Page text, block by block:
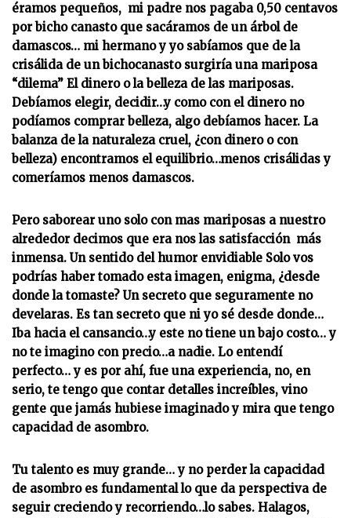
éramos pequeños, mi padre nos pagaba 0,50 centavos
por bicho canasto que sacáramos de un árbol de
damascos… mi hermano y yo sabíamos que de la
crisálida de un bichocanasto surgiría una mariposa
“dilema” El dinero o la belleza de las mariposas.
Debíamos elegir, decidir…y como con el dinero no
podíamos comprar belleza, algo debíamos hacer. La
balanza de la naturaleza cruel, ¿con dinero o con
belleza) encontramos el equilibrio…menos crisálidas y
comeríamos menos damascos.
Pero saborear uno solo con mas mariposas a nuestro
alrededor decimos que era nos las satisfacción más
inmensa. Un sentido del humor envidiable Solo vos
podrías haber tomado esta imagen, enigma, ¿desde
donde la tomaste? Un secreto que seguramente no
develaras. Es tan secreto que ni yo sé desde donde…
Iba hacia el cansancio…y este no tiene un bajo costo… y
no te imagino con precio…a nadie. Lo entendí
perfecto… y es por ahí, fue una experiencia, no, en
serio, te tengo que contar detalles increíbles, vino
gente que jamás hubiese imaginado y mira que tengo
capacidad de asombro.
Tu talento es muy grande… y no perder la capacidad
de asombro es fundamental lo que da perspectiva de
seguir creciendo y recorriendo…lo sabes. Halagos,